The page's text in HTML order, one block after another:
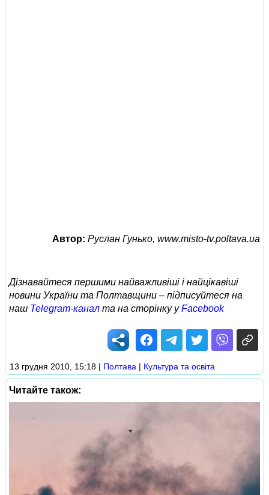
Автор: Руслан Гунько, www.misto-tv.poltava.ua
Дізнавайтеся першими найважливіші і найцікавіші
новини України та Полтавщини – підписуйтеся на
наш Telegram-канал та на сторінку уFacebook
13 грудня 2010, 15:18 | Полтава | Культура та освіта
Читайте також: